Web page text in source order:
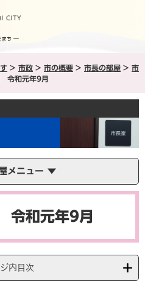
> 市政 > 市の概要 > 市長の部屋 > 市
令和元年9月
メニュー
令和元年9月
内目次